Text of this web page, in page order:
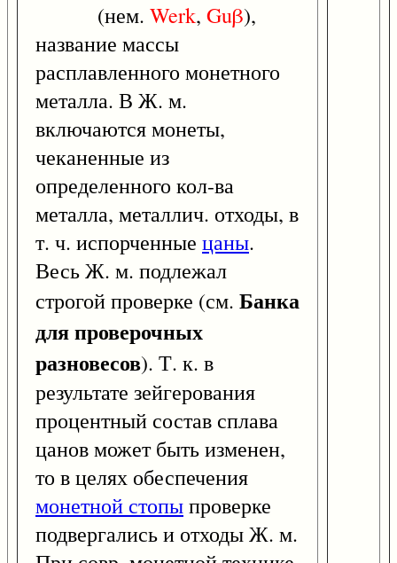
(нем. Werk, Guβ),
название массы
расплавленного монетного
металла. В Ж. м.
включаются монеты,
чеканенные из
определенного кол-ва
металла, металлич. отходы, в
т. ч. испорченные цаны.
Весь Ж. м. подлежал
строгой проверке (см. Банка
для проверочных
разновесов). Т. к. в
результате зейгерования
процентный состав сплава
цанов может быть изменен,
то в целях обеспечения
монетной стопыпроверке
подвергались и отходы Ж. м.